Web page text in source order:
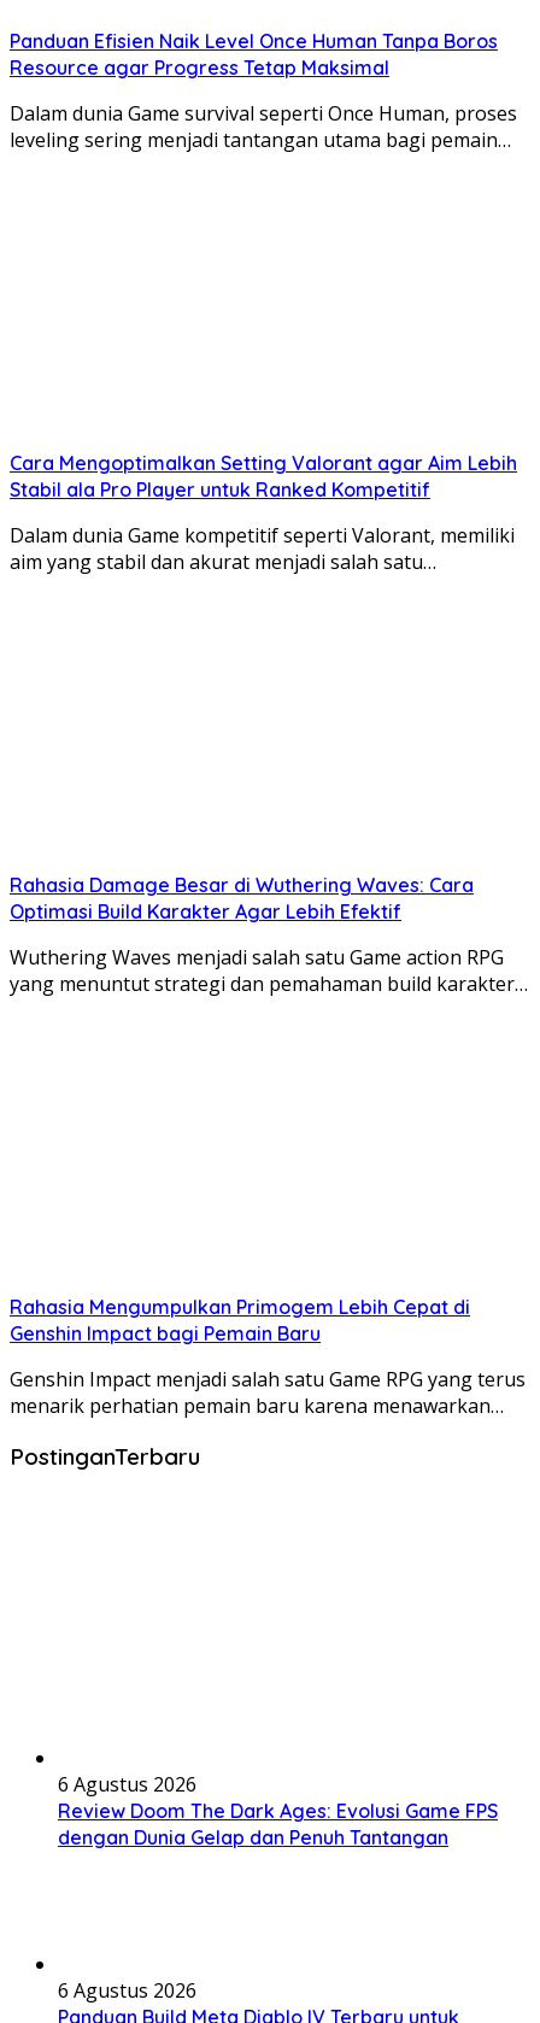
Panduan Efisien Naik Level Once Human Tanpa Boros
Resource agar Progress Tetap Maksimal
Dalam dunia Game survival seperti Once Human, proses
leveling sering menjadi tantangan utama bagi pemain…
Cara Mengoptimalkan Setting Valorant agar Aim Lebih
Stabil ala Pro Player untuk Ranked Kompetitif
Dalam dunia Game kompetitif seperti Valorant, memiliki
aim yang stabil dan akurat menjadi salah satu…
Rahasia Damage Besar di Wuthering Waves: Cara
Optimasi Build Karakter Agar Lebih Efektif
Wuthering Waves menjadi salah satu Game action RPG
yang menuntut strategi dan pemahaman build karakter…
Rahasia Mengumpulkan Primogem Lebih Cepat di
Genshin Impact bagi Pemain Baru
Genshin Impact menjadi salah satu Game RPG yang terus
menarik perhatian pemain baru karena menawarkan…
PostinganTerbaru
6 Agustus 2026
Review Doom The Dark Ages: Evolusi Game FPS
dengan Dunia Gelap dan Penuh Tantangan
6 Agustus 2026
Panduan Build Meta Diablo IV Terbaru untuk